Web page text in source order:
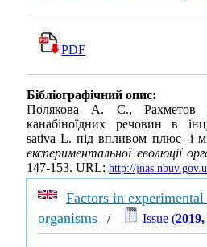
PDF
Бібліографічний опис:
Полякова А. С., Рахметов
канабіноїдних речовин в
sativa L. під впливом плюс- і
експериментальної еволюції
147-153. URL: http://
Factors in
organisms / Issue (